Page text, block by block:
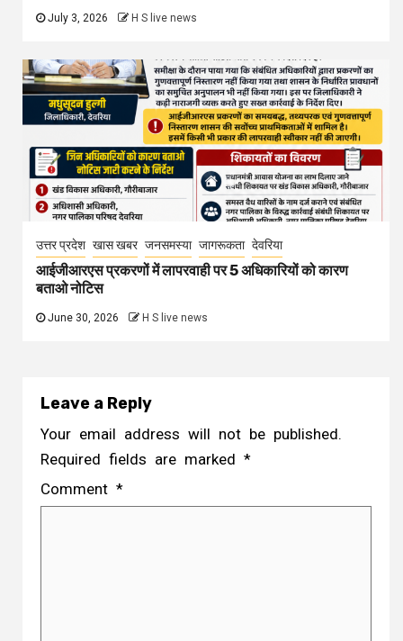
July 3, 2026 H S live news
उत्तर प्रदेश खास खबर जनसमस्या जागरूकता देवरिया
आईजीआरएस प्रकरणों में लापरवाही पर 5 अधिकारियों को कारण
बताओ नोटिस
June 30, 2026 H S live news
Leave a Reply
Your email address will not be published.
Required fields are marked *
Comment *